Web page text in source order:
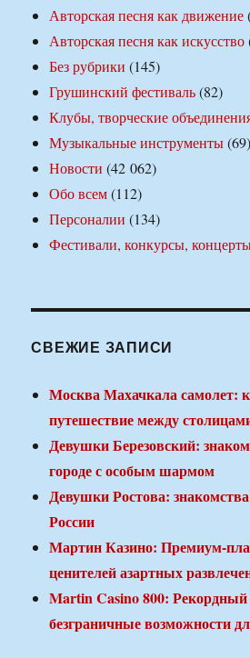
Авторская песня как движение
Авторская песня как искусство
Без рубрики (145)
Грушинский фестиваль(82)
Клубы, творческие
Музыкальные инструменты(69)
Новости (42 062)
Обо всем(112)
Персоналии (134)
Фестивали, конкурсы,
СВЕЖИЕ ЗАПИСИ
Москва Махачкала самолет:
путешествие между
Девушки Березовский:
городе с особым шармом
Девушки Ростова:
России
Мартин Казино: Премиум-
ценителей азартных
Martin Casino 800: Рекордный
безграничные возможности